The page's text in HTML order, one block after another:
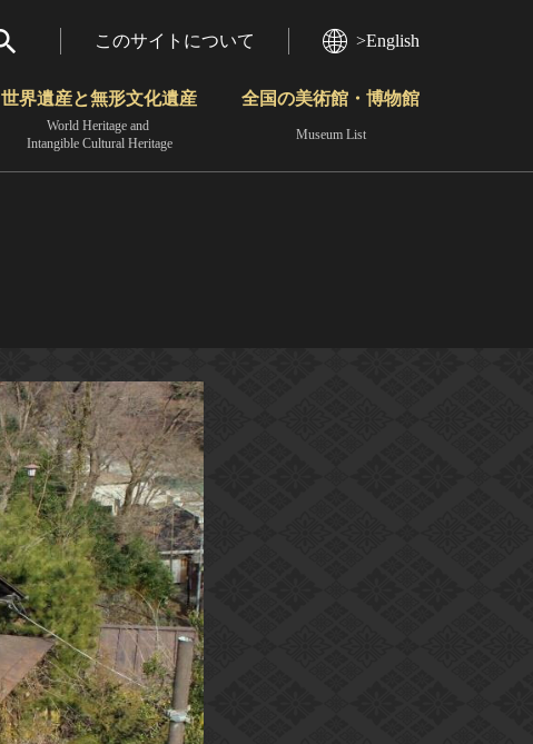
このサイトについて >English
世界遺産と無形文化遺産
World Heritage and
Intangible Cultural Heritage
全国の美術館・博物館
Museum List